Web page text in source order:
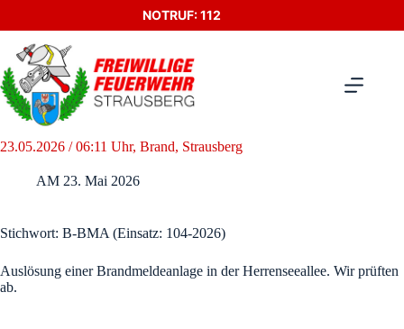
NOTRUF: 112
23.05.2026 / 06:11 Uhr, Brand, Strausberg
AM 23. Mai 2026
Stichwort: B-BMA (Einsatz: 104-2026)
Auslösung einer Brandmeldeanlage in der Herrenseeallee. Wir prüften
ab.